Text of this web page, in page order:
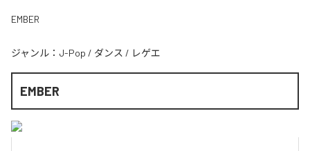
EMBER
ジャンル： J-Pop / ダンス / レゲエ
EMBER